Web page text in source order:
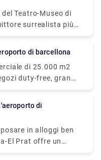
Teatro-Museo di
surrealista più
Dali. Mentre una
città natale
Esplora le
teatro e al museo,
sua apertura nel
dell'antico
considerato una
dell'arte.
di barcellona
di 25.000 m2
duty-free, grandi
di moda e
termali e
aiutarti a rilassarti
in alloggi ben
per ore,